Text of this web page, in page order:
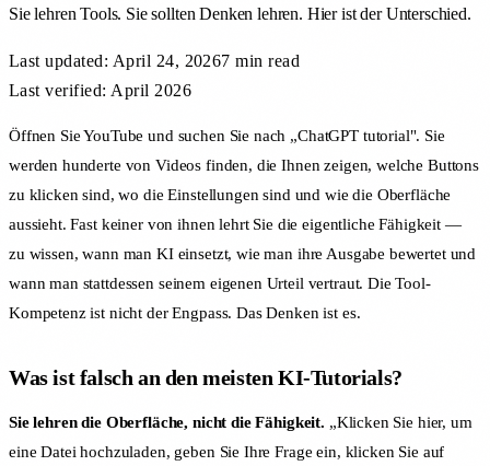
Sie lehren Tools. Sie sollten Denken lehren. Hier ist der Unterschied.
Last updated: April 24, 20267 min read
Last verified: April 2026
Öffnen Sie YouTube und suchen Sie nach „ChatGPT tutorial". Sie
werden hunderte von Videos finden, die Ihnen zeigen, welche Buttons
zu klicken sind, wo die Einstellungen sind und wie die Oberfläche
aussieht. Fast keiner von ihnen lehrt Sie die eigentliche Fähigkeit —
zu wissen, wann man KI einsetzt, wie man ihre Ausgabe bewertet und
wann man stattdessen seinem eigenen Urteil vertraut. Die Tool-
Kompetenz ist nicht der Engpass. Das Denken ist es.
Was ist falsch an den meisten KI-Tutorials?
Sie lehren die Oberfläche, nicht die Fähigkeit. „Klicken Sie hier, um
eine Datei hochzuladen, geben Sie Ihre Frage ein, klicken Sie auf